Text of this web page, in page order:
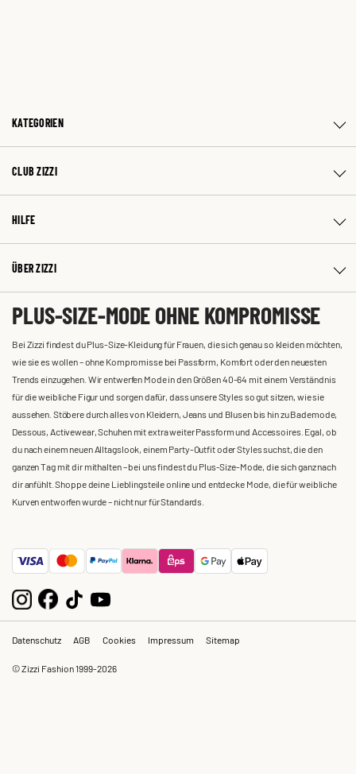
KATEGORIEN
CLUB ZIZZI
HILFE
ÜBER ZIZZI
PLUS-SIZE-MODE OHNE KOMPROMISSE
Bei Zizzi findest du Plus-Size-Kleidung für Frauen, die sich genau so kleiden möchten,
wie sie es wollen – ohne Kompromisse bei Passform, Komfort oder den neuesten
Trends einzugehen. Wir entwerfen Mode in den Größen 40-64 mit einem Verständnis
für die weibliche Figur und sorgen dafür, dass unsere Styles so gut sitzen, wie sie
aussehen. Stöbere durch alles von Kleidern, Jeans und Blusen bis hin zu Bademode,
Dessous, Activewear, Schuhen mit extra weiter Passform und Accessoires. Egal, ob
du nach einem neuen Alltagslook, einem Party-Outfit oder Styles suchst, die den
ganzen Tag mit dir mithalten – bei uns findest du Plus-Size-Mode, die sich ganz nach
dir anfühlt. Shoppe deine Lieblingsteile online und entdecke Mode, die für weibliche
Kurven entworfen wurde – nicht nur für Standards.
Datenschutz AGB Cookies Impressum Sitemap
© Zizzi Fashion 1999-2026